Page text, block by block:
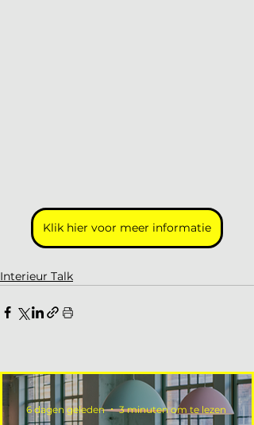
Klik hier voor meer informatie
Interieur Talk
6 dagen geleden 3 minuten om te lezen